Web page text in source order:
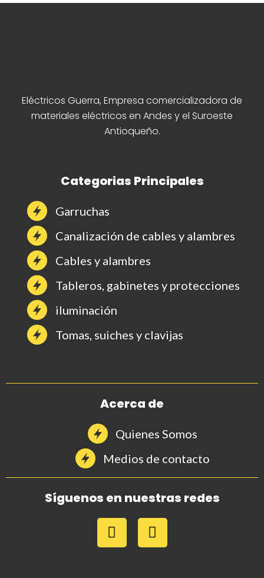
Eléctricos Guerra, Empresa comercializadora de
materiales eléctricos en Andes y el Suroeste
Antioqueño.
Categorias Principales
Garruchas
Canalización de cables y alambres
Cables y alambres
Tableros, gabinetes y protecciones
iluminación
Tomas, suiches y clavijas
Acerca de
Quienes Somos
Medios de contacto
Síguenos en nuestras redes